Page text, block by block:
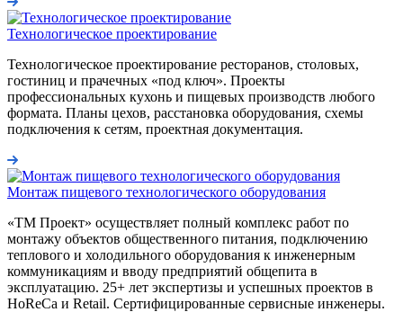
Технологическое проектирование
Технологическое проектирование ресторанов, столовых,
гостиниц и прачечных «под ключ». Проекты
профессиональных кухонь и пищевых производств любого
формата. Планы цехов, расстановка оборудования, схемы
подключения к сетям, проектная документация.
Монтаж пищевого технологического оборудования
«ТМ Проект» осуществляет полный комплекс работ по
монтажу объектов общественного питания, подключению
теплового и холодильного оборудования к инженерным
коммуникациям и вводу предприятий общепита в
эксплуатацию. 25+ лет экспертизы и успешных проектов в
HoReCa и Retail. Сертифицированные сервисные инженеры.